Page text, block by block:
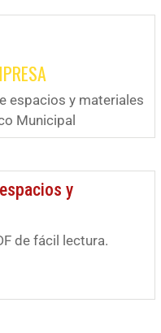
espacios y materiales
Municipal
y
de fácil lectura.